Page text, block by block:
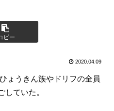
ピー
2020.04.09
ょうきん族やドリフの全員
していた。